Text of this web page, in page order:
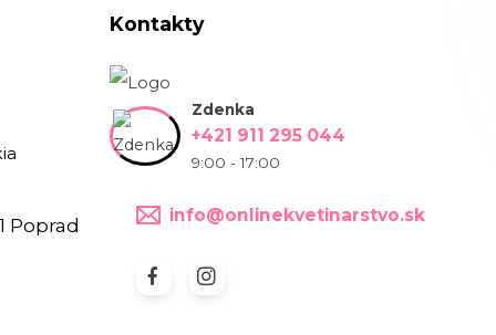
Poprad
Kontakty
Zdenka
+421 911 295 044
9:00 - 17:00
info@onlinekvetinarstvo.sk